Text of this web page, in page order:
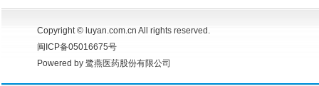
Copyright © luyan.com.cn All rights reserved.
闽ICP备05016675号
Powered by 鹭燕医药股份有限公司